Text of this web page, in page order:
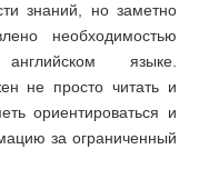
знаний, но заметно
необходимостью
языке.
не просто читать и
ориентироваться и
за ограниченный